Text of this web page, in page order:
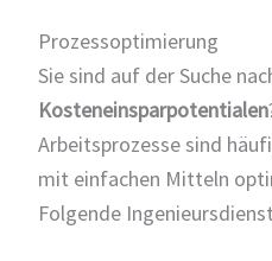
Prozessoptimierung
Sie sind auf der Suche
Kosteneinsparpotentialen
Arbeitsprozesse sind
mit einfachen Mitteln
Folgende